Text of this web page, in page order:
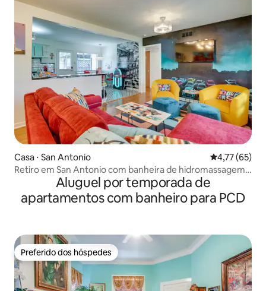
Casa ⋅ San Antonio 4,77 de uma
4,77 (65)
Retiro em San Antonio com banheira de hidromassagem
privativa e churrasqueira a gás
Aluguel por temporada de
apartamentos com banheiro para PCD
Preferido dos hóspedes
Preferido dos hóspedes